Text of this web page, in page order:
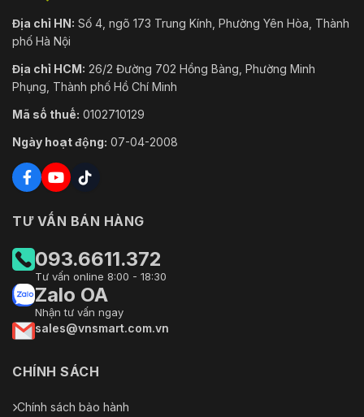
Địa chỉ HN: Số 4, ngõ 173 Trung Kính, Phường Yên Hòa, Thành
phố Hà Nội
Địa chỉ HCM: 26/2 Đường 702 Hồng Bàng, Phường Minh
Phụng, Thành phố Hồ Chí Minh
Mã số thuế: 0102710129
Ngày hoạt động: 07-04-2008
TƯ VẤN BÁN HÀNG
093.6611.372
Tư vấn online 8:00 - 18:30
Zalo OA
Nhận tư vấn ngay
sales@vnsmart.com.vn
CHÍNH SÁCH
Chính sách bảo hành